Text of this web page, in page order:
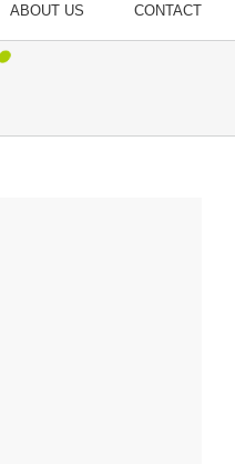
ABOUT US CONTACT